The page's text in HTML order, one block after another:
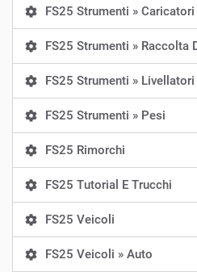
FS25 Strumenti »
FS25 Strumenti » Raccolta
FS25 Strumenti » Livellatori
FS25 Strumenti » Pesi
FS25 Rimorchi
FS25 Tutorial E Trucchi
FS25 Veicoli
FS25 Veicoli » Auto